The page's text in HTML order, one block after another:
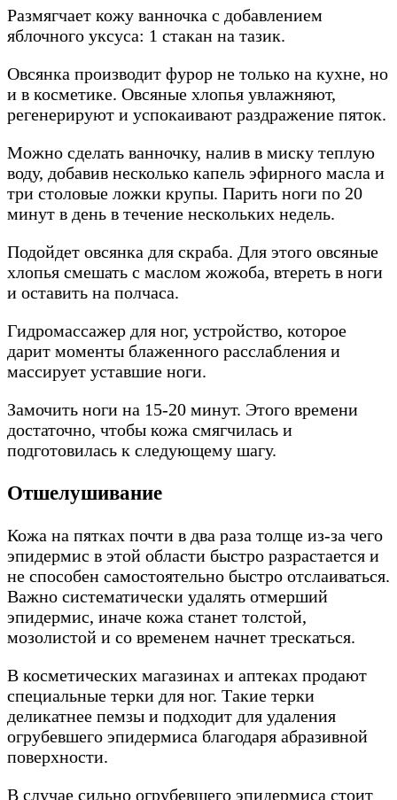
Размягчает кожу ванночка с добавлением
яблочного уксуса: 1 стакан на тазик.
Овсянка производит фурор не только на кухне, но
и в косметике. Овсяные хлопья увлажняют,
регенерируют и успокаивают раздражение пяток.
Можно сделать ванночку, налив в миску теплую
воду, добавив несколько капель эфирного масла и
три столовые ложки крупы. Парить ноги по 20
минут в день в течение нескольких недель.
Подойдет овсянка для скраба. Для этого овсяные
хлопья смешать с маслом жожоба, втереть в ноги
и оставить на полчаса.
Гидромассажер для ног, устройство, которое
дарит моменты блаженного расслабления и
массирует уставшие ноги.
Замочить ноги на 15-20 минут. Этого времени
достаточно, чтобы кожа смягчилась и
подготовилась к следующему шагу.
Отшелушивание
Кожа на пятках почти в два раза толще из-за чего
эпидермис в этой области быстро разрастается и
не способен самостоятельно быстро отслаиваться.
Важно систематически удалять отмерший
эпидермис, иначе кожа станет толстой,
мозолистой и со временем начнет трескаться.
В косметических магазинах и аптеках продают
специальные терки для ног. Такие терки
деликатнее пемзы и подходит для удаления
огрубевшего эпидермиса благодаря абразивной
поверхности.
В случае сильно огрубевшего эпидермиса стоит